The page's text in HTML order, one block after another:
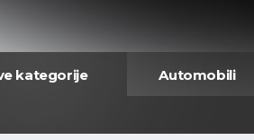
kategorije Automobili